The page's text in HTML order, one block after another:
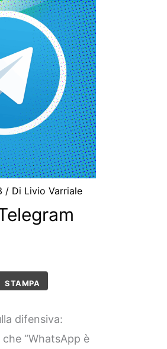
/ Di Livio Varriale
STAMPA
difensiva:
“WhatsApp è